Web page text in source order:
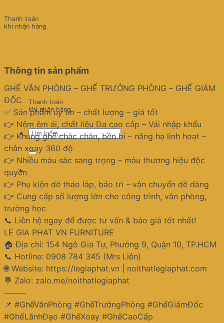
Thanh toán
khi nhận hàng
Tìm
kiếm:
Thanh toán
khi nhận hàng
Thông tin sản phẩm
GHẾ VĂN PHÒNG – GHẾ TRƯỞNG PHÒNG – GHẾ GIÁM
ĐỐC
✅ Sản phẩm uy tín – chất lượng – giá tốt
👉 Nệm êm ái, chất liệu Da cao cấp – Vải nhập khẩu
👉 Khung ghế chắc chắn, bền bỉ – nâng hạ linh hoạt –
chân xoay 360 độ
👉 Nhiều màu sắc sang trọng – màu thương hiệu độc
quyền
👉 Phụ kiện dễ tháo lắp, bảo trì – vận chuyển dễ dàng
👉 Cung cấp số lượng lớn cho công trình, văn phòng,
trường học
📞 Liên hệ ngay để được tư vấn & báo giá tốt nhất!
LE GIA PHAT VN FURNITURE
🏠 Địa chỉ: 154 Ngô Gia Tự, Phường 9, Quận 10, TP.HCM
📞 Hotline: 0908 784 345 (Mrs Liên)
🌐 Website: https://legiaphat.vn | noithatlegiaphat.com
💬 Zalo: zalo.me/noithatlegiaphat
⸻
📌 #GhếVănPhòng #GhếTrưởngPhòng #GhếGiámĐốc
#GhếLãnhĐạo #GhếXoay #GhếCaoCấp